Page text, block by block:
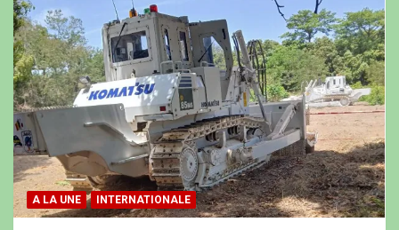
A LA UNE INTERNATIONALE